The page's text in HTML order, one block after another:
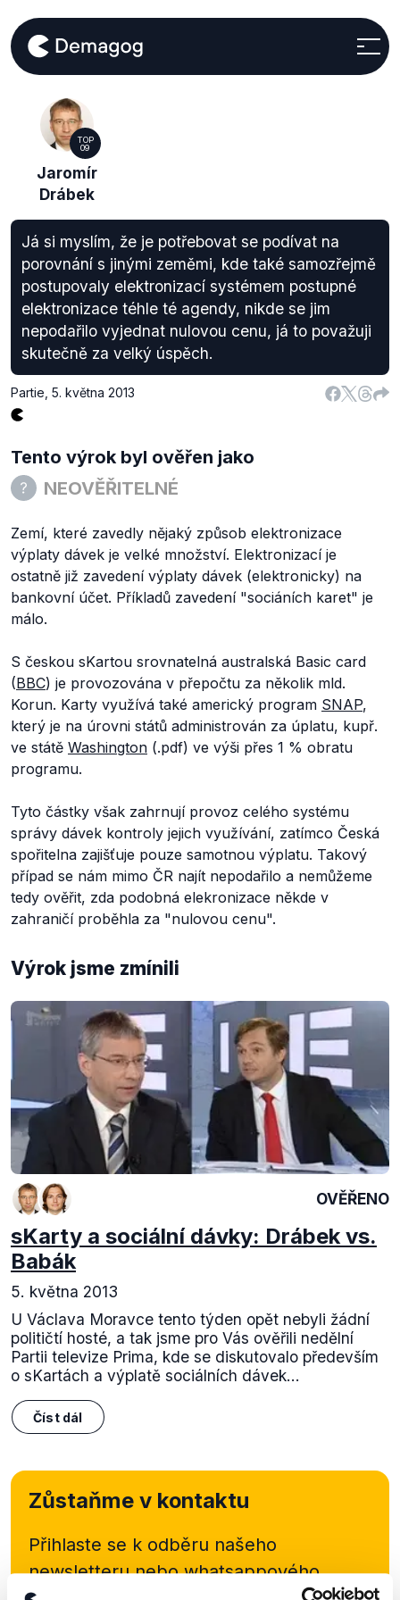
TOP
09
Jaromír
Drábek
Já si myslím, že je potřebovat se podívat na
porovnání s jinými zeměmi, kde také samozřejmě
postupovaly elektronizací systémem postupné
elektronizace téhle té agendy, nikde se jim
nepodařilo vyjednat nulovou cenu, já to považuji
skutečně za velký úspěch.
Partie 5. května 2013
Tento výrok byl ověřen jako
NEOVĚŘITELNÉ
Zemí, které zavedly nějaký způsob elektronizace
výplaty dávek je velké množství. Elektronizací je
ostatně již zavedení výplaty dávek (elektronicky) na
bankovní účet. Příkladů zavedení "sociáních karet" je
málo.
S českou sKartou srovnatelná australská Basic card
(BBC) je provozována v přepočtu za několik mld.
Korun. Karty využívá také americký program SNAP,
který je na úrovni států administrován za úplatu, kupř.
ve státě Washington (.pdf) ve výši přes 1 % obratu
programu.
Tyto částky však zahrnují provoz celého systému
správy dávek kontroly jejich využívání, zatímco Česká
spořitelna zajišťuje pouze samotnou výplatu. Takový
případ se nám mimo ČR najít nepodařilo a nemůžeme
tedy ověřit, zda podobná elekronizace někde v
zahraničí proběhla za "nulovou cenu".
Výrok jsme zmínili
OVĚŘENO
sKarty a sociální dávky: Drábek vs.
Babák
5. května 2013
U Václava Moravce tento týden opět nebyli žádní
političtí hosté, a tak jsme pro Vás ověřili nedělní
Partii televize Prima, kde se diskutovalo především
o sKartách a výplatě sociálních dávek...
Číst dál
Zůstaňme v kontaktu
Přihlaste se k odběru našeho
newsletteru nebowhatsappového